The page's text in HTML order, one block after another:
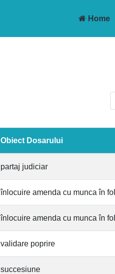
Home
Obiect Dosarului
partaj judiciar
înlocuire amenda cu munca în
înlocuire amenda cu munca în
validare poprire
succesiune